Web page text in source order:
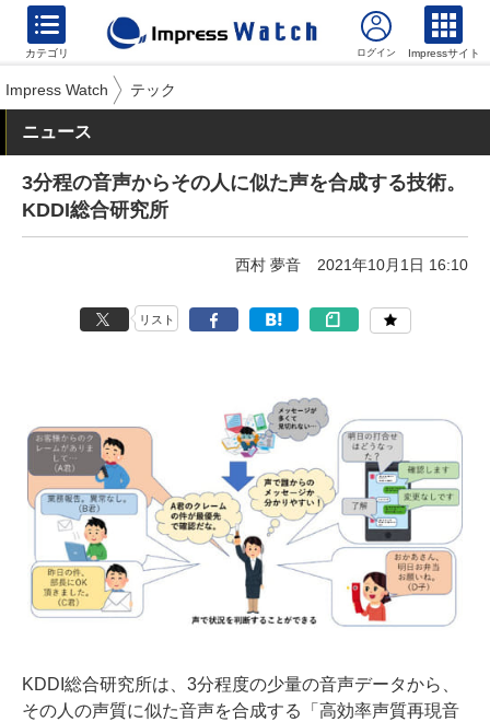
カテゴリ Impressサイト
Impress Watch テック
ニュース
3分程の音声からその人に似た声を合成する技術。
KDDI総合研究所
西村 夢音 2021年10月1日 16:10
リスト
KDDI総合研究所は、3分程度の少量の音声データから、
その人の声質に似た音声を合成する「高効率声質再現音